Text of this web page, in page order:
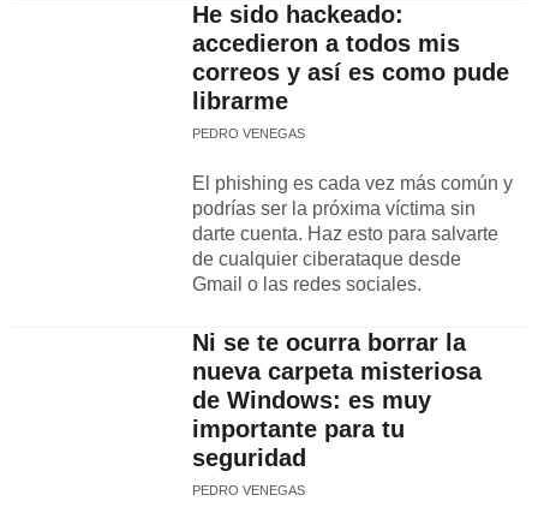
He sido hackeado:
accedieron a todos mis
correos y así es como pude
librarme
PEDRO VENEGAS
El phishing es cada vez más común y
podrías ser la próxima víctima sin
darte cuenta. Haz esto para salvarte
de cualquier ciberataque desde
Gmail o las redes sociales.
Ni se te ocurra borrar la
nueva carpeta misteriosa
de Windows: es muy
importante para tu
seguridad
PEDRO VENEGAS